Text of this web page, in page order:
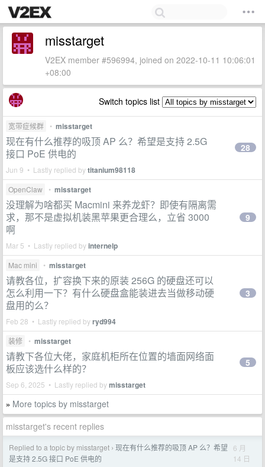
misstarget
V2EX member #596994, joined on 2022-10-11 10:06:01
+08:00
Switch topics list
宽带症候群 • misstarget
现在有什么推荐的吸顶 AP 么？希望是支持 2.5G
接口 PoE 供电的
Jun 9 • Lastly replied bytitanium98118
28
OpenClaw • misstarget
没理解为啥都买 Macmini 来养龙虾？即使有隔离需
求，那不是虚拟机装黑苹果更合理么，立省 3000
啊
Mar 5 • Lastly replied byinternelp
9
Mac mini • misstarget
请教各位，扩容换下来的原装 256G 的硬盘还可以
怎么利用一下？有什么硬盘盒能装进去当做移动硬
盘用的么？
Feb 28 • Lastly replied byryd994
3
装修 • misstarget
请教下各位大佬，家庭机柜所在位置的墙面网络面
板应该选什么样的？
Sep 6, 2025 • Lastly replied bymisstarget
5
» More topics by misstarget
misstarget's recent replies
Replied to a topic by misstarget › 现在有什么推荐的吸顶 AP 么？希望
是支持 2.5G 接口 PoE 供电的
6 月
14 日